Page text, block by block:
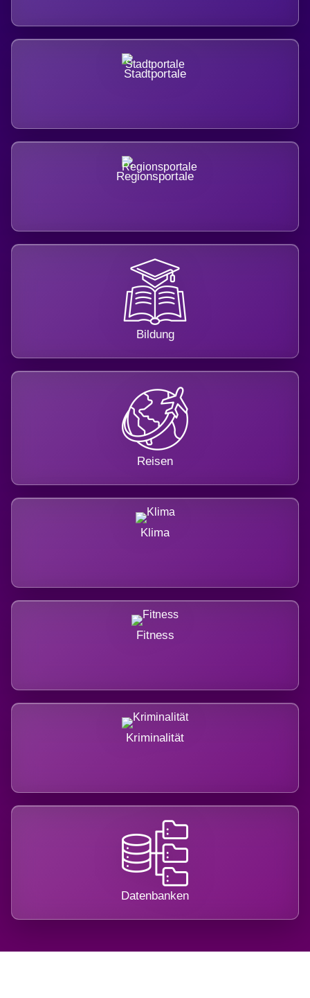
Stadtportale
Regionsportale
Bildung
Reisen
Klima
Fitness
Kriminalität
Datenbanken